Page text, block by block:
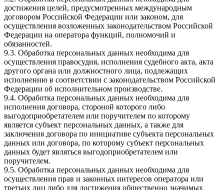
достижения целей, предусмотренных международным
договором Российской Федерации или законом, для
осуществления возложенных законодательством Российской
Федерации на оператора функций, полномочий и
обязанностей.
9.3. Обработка персональных данных необходима для
осуществления правосудия, исполнения судебного акта, акта
другого органа или должностного лица, подлежащих
исполнению в соответствии с законодательством Российской
Федерации об исполнительном производстве.
9.4. Обработка персональных данных необходима для
исполнения договора, стороной которого либо
выгодоприобретателем или поручителем по которому
является субъект персональных данных, а также для
заключения договора по инициативе субъекта персональных
данных или договора, по которому субъект персональных
данных будет являться выгодоприобретателем или
поручителем.
9.5. Обработка персональных данных необходима для
осуществления прав и законных интересов оператора или
третьих лиц либо для достижения общественно значимых